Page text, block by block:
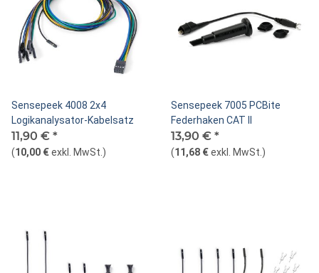
Sensepeek 4008 2x4
Logikanalysator-Kabelsatz
11,90 € *
(10,00 €exkl. MwSt. )
Sensepeek 7005 PCBite
Federhaken CAT II
13,90 € *
(11,68 €exkl. MwSt. )